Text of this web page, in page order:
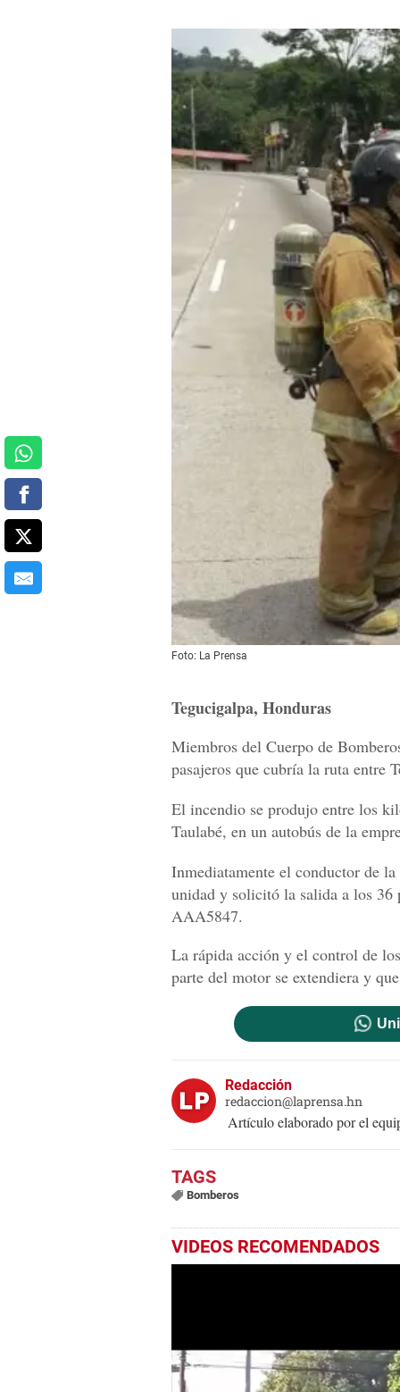
Foto: La Prensa
Tegucigalpa, Honduras
Miembros del Cuerpo de
pasajeros que cubría la ruta entre
El incendio se produjo entre los
Taulabé, en un autobús de la
Inmediatamente el conductor de
unidad y solicitó la salida a los 36
AAA5847.
La rápida acción y el control de
parte del motor se extendiera y
Redacción
redaccion@laprensa.hn
Artículo elaborado por el
Bomberos
VIDEOS RECOMENDADOS